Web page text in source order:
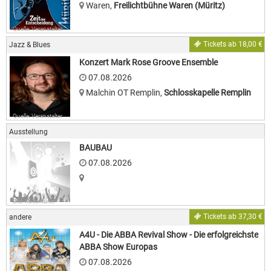
Quelle: Veranstalter
Waren, Freilichtbühne Waren (Müritz)
Jazz & Blues Tickets ab 18,00 €
Quelle: Veranstalter
Konzert Mark Rose Groove Ensemble
07.08.2026
Malchin OT Remplin, Schlosskapelle Remplin
Ausstellung
Bild: Kulturkurier
BAUBAU
07.08.2026
andere Tickets ab 37,30 €
A4U - Die ABBA Revival Show - Die erfolgreichste
ABBA Show Europas
07.08.2026